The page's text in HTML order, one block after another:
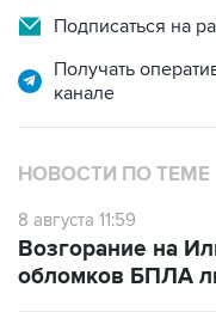
Подписаться на
Получать
канале
НОВОСТИ ПО ТЕМЕ
8 августа 11:59
Возгорание на
обломков БПЛА